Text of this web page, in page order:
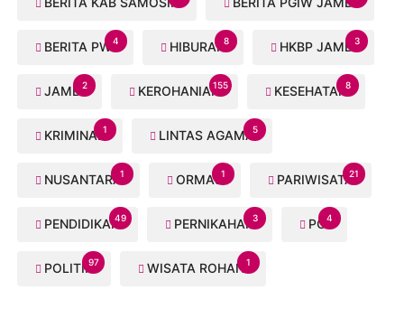
BERITA PWI4 HIBURAN8 HKBP JAMBI3
JAMBI2 KEROHANIAN155 KESEHATAN8
KRIMINAL1 LINTAS AGAMA5
NUSANTARA1 ORMAS1 PARIWISATA21
PENDIDIKAN49 PERNIKAHAN3 PGI4
POLITIK97 WISATA ROHANI1